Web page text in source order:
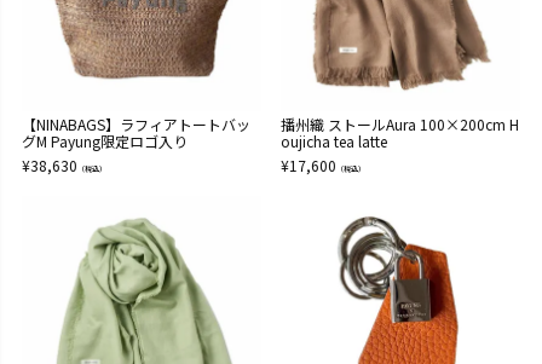
【NINABAGS】ラフィアトートバッ
グM Payung限定ロゴ入り
¥38,630 （税込）
播州織 ストールAura 100×200cm H
oujicha tea latte
¥17,600 （税込）